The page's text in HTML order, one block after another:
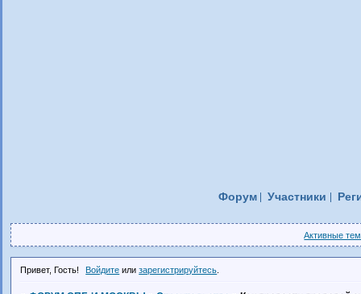
Форум Участники
Активные
Привет, Гость! Войдите илизарегистрируйтесь